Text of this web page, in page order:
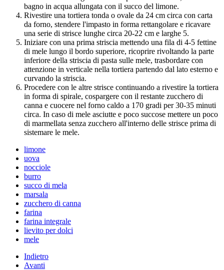
bagno in acqua allungata con il succo del limone.
Rivestire una tortiera tonda o ovale da 24 cm circa con carta
da forno, stendere l'impasto in forma rettangolare e ricavare
una serie di strisce lunghe circa 20-22 cm e larghe 5.
Iniziare con una prima striscia mettendo una fila di 4-5 fettine
di mele lungo il bordo superiore, ricoprire rivoltando la parte
inferiore della striscia di pasta sulle mele, trasbordare con
attenzione in verticale nella tortiera partendo dal lato esterno e
curvando la striscia.
Procedere con le altre strisce continuando a rivestire la tortiera
in forma di spirale, cospargere con il restante zucchero di
canna e cuocere nel forno caldo a 170 gradi per 30-35 minuti
circa. In caso di mele asciutte e poco succose mettere un poco
di marmellata senza zucchero all'interno delle strisce prima di
sistemare le mele.
limone
uova
nocciole
burro
succo di mela
marsala
zucchero di canna
farina
farina integrale
lievito per dolci
mele
Indietro
Avanti